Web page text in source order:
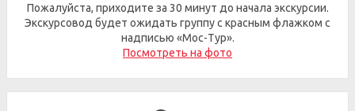
Пожалуйста, приходите за 30 минут до начала экскурсии.
Экскурсовод будет ожидать группу с красным флажком с
надписью «Мос-Тур».
Посмотреть на фото